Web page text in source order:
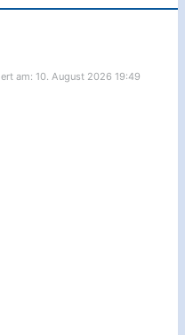
am: 10. August 2026 19:49